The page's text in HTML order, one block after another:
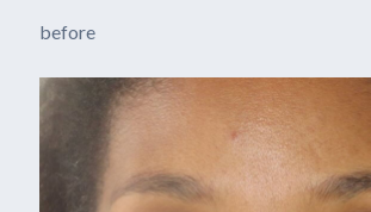
before